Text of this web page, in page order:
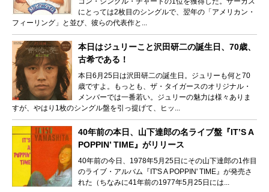
にとっては2枚目のシングルで、翌年の「アメリカン・
フィーリング」と並び、彼らの代表作と...
本日はジュリーこと沢田研二の誕生日、70歳、
古希である！
本日6月25日は沢田研二の誕生日。ジュリーも何と70
歳ですよ。もっとも、ザ・タイガースのオリジナル・
メンバーでは一番若い。ジュリーの魅力は様々ありま
すが、やはり1枚のシングル盤を引っ提げて、ヒッ...
40年前の本日、山下達郎の名ライブ盤『IT’S A
POPPIN’ TIME』がリリース
40年前の今日、1978年5月25日にその山下達郎の1作目
のライブ・アルバム『IT'S A POPPIN' TIME』が発売さ
れた（ちなみに41年前の1977年5月25日には...